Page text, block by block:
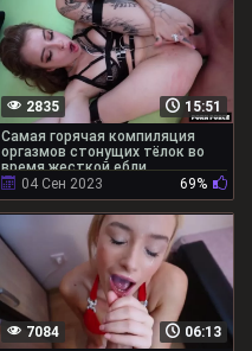
15:51
2835
Самая горячая компиляция
оргазмов стонущих тёлок во
время жесткой ебли
04 Сен 2023
69%
06:13
7084